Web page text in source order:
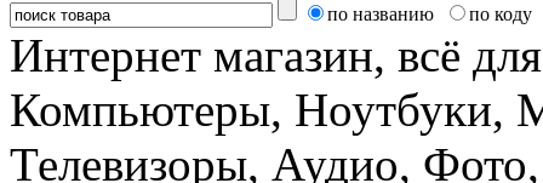
по названию по коду
Интернет магазин, всё
Компьютеры, Ноутбуки,
Телевизоры, Аудио,